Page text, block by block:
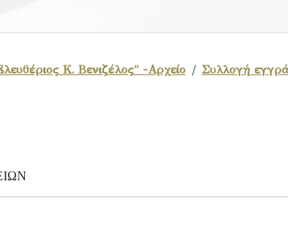
Κ. Βενιζέλος" -Αρχείο Συλλογή